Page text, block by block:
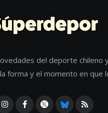
del deporte chileno
forma y el momento en que